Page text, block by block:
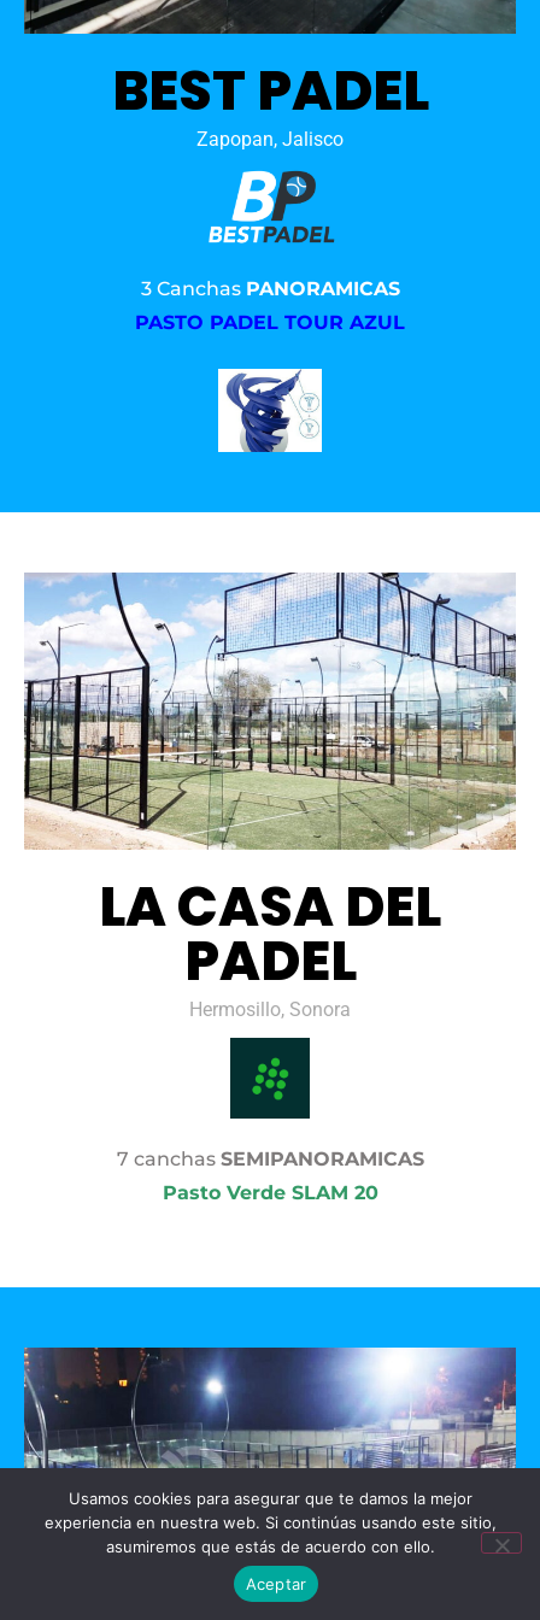
BEST PADEL
Zapopan, Jalisco
3 Canchas PANORAMICAS
PASTO PADEL TOUR AZUL
LA CASA DEL
PADEL
Hermosillo, Sonora
7 canchas SEMIPANORAMICAS
Pasto Verde SLAM 20
Usamos cookies para asegurar que te damos la mejor
experiencia en nuestra web. Si continúas usando este sitio,
asumiremos que estás de acuerdo con ello.
Aceptar